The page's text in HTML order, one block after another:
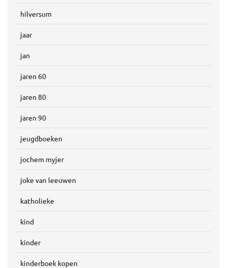
hilversum
jaar
jan
jaren 60
jaren 80
jaren 90
jeugdboeken
jochem myjer
joke van leeuwen
katholieke
kind
kinder
kinderboek kopen